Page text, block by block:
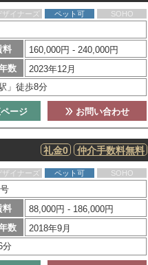
ザイナーズ ペット可 SOHO
料
160,000円 - 240,000円
数
2023年12月
」徒歩8分
お問い合わせ
ージ
仲介手数料無料
礼金0
ザイナーズ ペット可 SOHO
料
88,000円 - 186,000円
数
2018年9月
分